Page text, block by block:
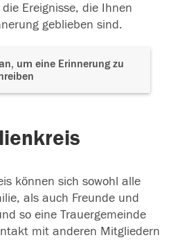
Ereignisse, die Ihnen
geblieben sind.
um eine Erinnerung zu
können sich sowohl alle
als auch Freunde und
so eine Trauergemeinde
mit anderen Mitgliedern